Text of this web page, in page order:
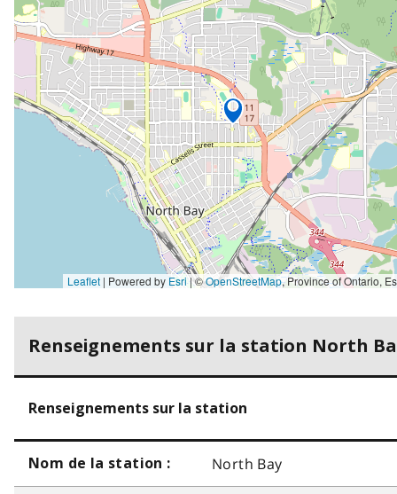
Leaflet | Powered by Esri|©OpenStreetMap,Province of Ontario, Esri Canada, Earthstar Geographics, TomTom, Garmin, SafeGraph, GeoTechnologies, Inc, METI/NASA, USGS, EPA,
Renseignements sur la station North
Renseignements sur la station
Nom de la station : North Bay